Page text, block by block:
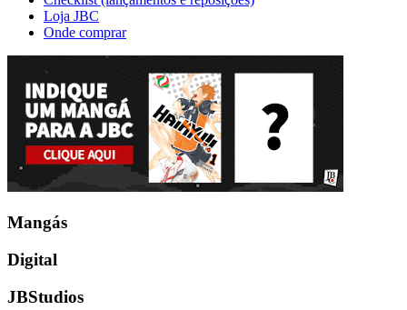
Loja JBC
Onde comprar
Mangás
Digital
JBStudios